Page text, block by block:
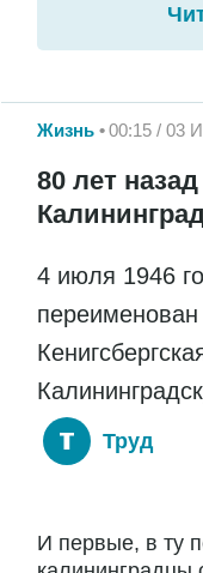
Жизнь 00:15 / 03
80 лет
4 июля 1946
Труд
И первые, в ту